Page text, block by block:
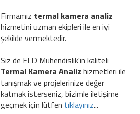
Firmamız termal kamera analiz
hizmetini uzman ekipleri ile en iyi
şekilde vermektedir.
Siz de ELD Mühendislik'in kaliteli
Termal Kamera Analiz hizmetleri ile
tanışmak ve projelerinize değer
katmak isterseniz, bizimle iletişime
geçmek için lütfen tıklayınız...